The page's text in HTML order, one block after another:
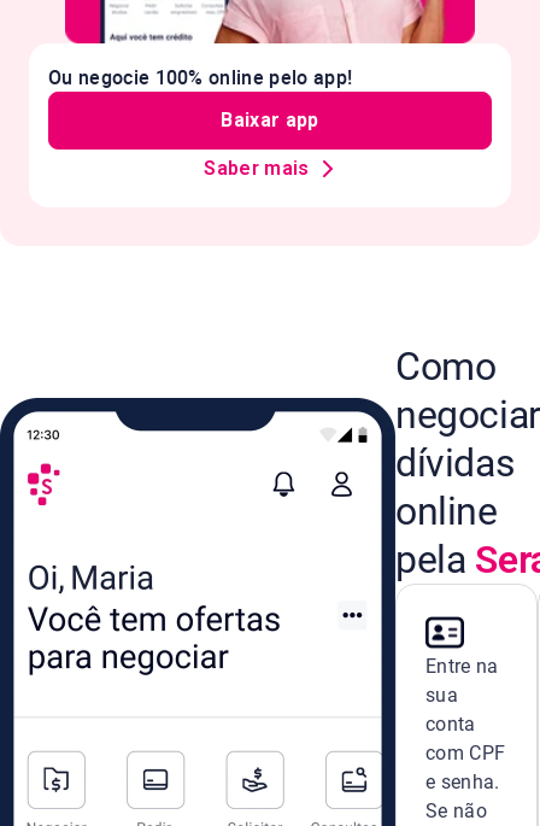
Ou negocie 100% online pelo app!
Baixar app
Saber mais
Como
negociar
dívidas
online
pela
Entre na
sua
conta
com CPF
e senha.
Se não